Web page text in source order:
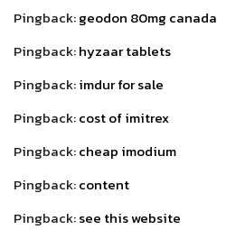
Pingback:geodon 80mg canada
Pingback:hyzaar tablets
Pingback:imdur for sale
Pingback:cost of imitrex
Pingback:cheap imodium
Pingback:content
Pingback:see this website